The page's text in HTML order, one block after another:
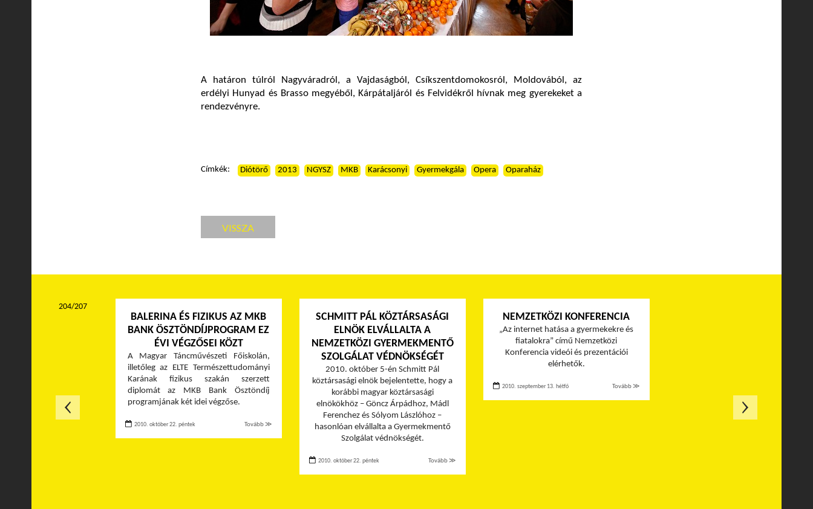
A határon túlról Nagyváradról, a Vajdaságból, Csíkszentdomokosról, Moldovából, az
erdélyi Hunyad és Brasso megyéből, Kárpátaljáról és Felvidékről hívnak meg gyerekeket a
rendezvényre.
Címkék: Diótörő 2013 NGYSZ MKB Karácsonyi Gyermekgála Opera Oparaház
VISSZA
BALERINA ÉS FIZIKUS AZ MKB
BANK ÖSZTÖNDÍJPROGRAM EZ
ÉVI VÉGZŐSEI KÖZT
A Magyar Táncművészeti Főiskolán,
illetőleg az ELTE Természettudományi
Karának fizikus szakán szerzett
diplomát az MKB Bank Ösztöndíj
programjának két idei végzőse.
2010. október 22. péntek Tovább ≫
SCHMITT PÁL KÖZTÁRSASÁGI
ELNÖK ELVÁLLALTA A
NEMZETKÖZI GYERMEKMENTŐ
SZOLGÁLAT VÉDNÖKSÉGÉT
2010. október 5-én Schmitt Pál
köztársasági elnök bejelentette, hogy a
korábbi magyar köztársasági
elnökökhöz – Göncz Árpádhoz, Mádl
Ferenchez és Sólyom Lászlóhoz –
hasonlóan elvállalta a Gyermekmentő
Szolgálat védnökségét.
2010. október 22. péntek Tovább ≫
NEMZETKÖZI KONFERENCIA
„Az internet hatása a gyermekekre és
fiatalokra” című Nemzetközi
Konferencia videói és prezentációi
elérhetők.
2010. szeptember 13. hétfő Tovább ≫
204/207